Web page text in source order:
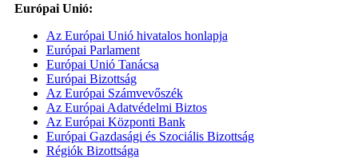
Európai Unió:
Az Európai Unió hivatalos honlapja
Európai Parlament
Európai Unió Tanácsa
Európai Bizottság
Az Európai Számvevőszék
Az Európai Adatvédelmi Biztos
Az Európai Központi Bank
Európai Gazdasági és Szociális Bizottság
Régiók Bizottsága